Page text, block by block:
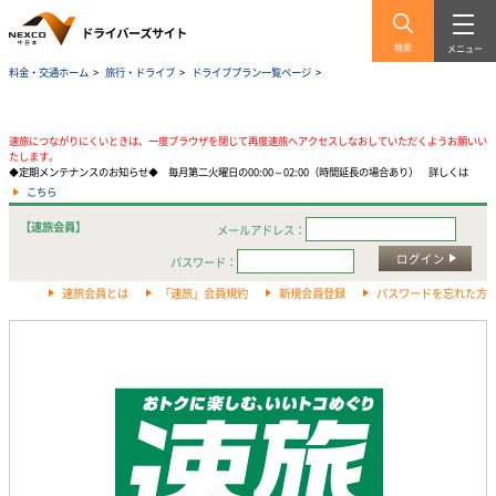
検索 メニュー
料金・交通ホーム > 旅行・ドライブ > ドライブプラン一覧ページ >
速旅につながりにくいときは、一度ブラウザを閉じて再度速旅へアクセスしなおしていただくようお願いい
たします。
◆定期メンテナンスのお知らせ◆ 毎月第二火曜日の00:00～02:00（時間延長の場合あり） 詳しくは
こちら
【速旅会員】
メールアドレス：
パスワード：
ログイン
速旅会員とは 「速旅」会員規約 新規会員登録 パスワードを忘れた方